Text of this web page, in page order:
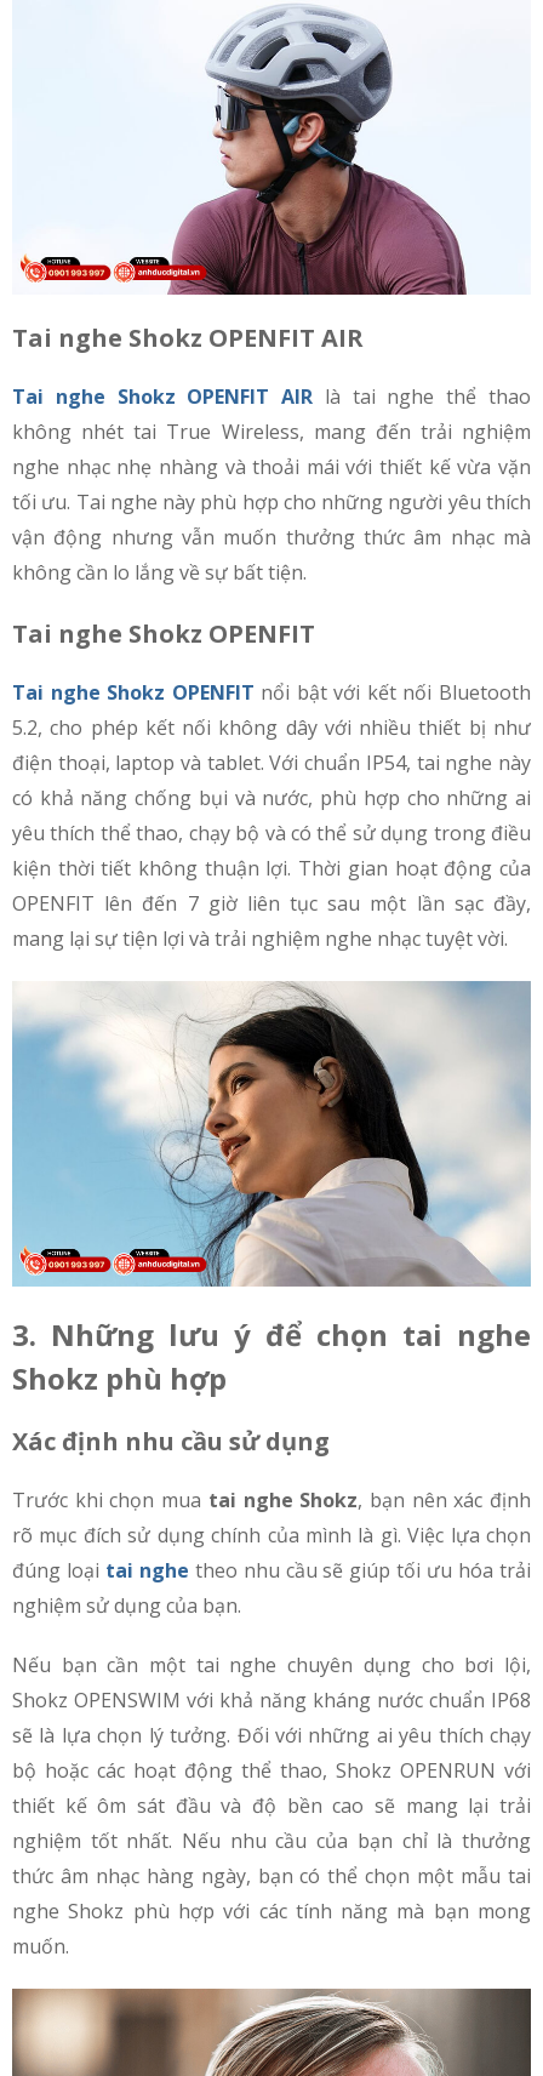
Tai nghe Shokz OPENFIT AIR
Tai nghe Shokz OPENFIT AIR là tai nghe thể thao
không nhét tai True Wireless, mang đến trải nghiệm
nghe nhạc nhẹ nhàng và thoải mái với thiết kế vừa vặn
tối ưu. Tai nghe này phù hợp cho những người yêu thích
vận động nhưng vẫn muốn thưởng thức âm nhạc mà
không cần lo lắng về sự bất tiện.
Tai nghe Shokz OPENFIT
Tai nghe Shokz OPENFIT nổi bật với kết nối Bluetooth
5.2, cho phép kết nối không dây với nhiều thiết bị như
điện thoại, laptop và tablet. Với chuẩn IP54, tai nghe này
có khả năng chống bụi và nước, phù hợp cho những ai
yêu thích thể thao, chạy bộ và có thể sử dụng trong điều
kiện thời tiết không thuận lợi. Thời gian hoạt động của
OPENFIT lên đến 7 giờ liên tục sau một lần sạc đầy,
mang lại sự tiện lợi và trải nghiệm nghe nhạc tuyệt vời.
3. Những lưu ý để chọn tai nghe
Shokz phù hợp
Xác định nhu cầu sử dụng
Trước khi chọn mua tai nghe Shokz, bạn nên xác định
rõ mục đích sử dụng chính của mình là gì. Việc lựa chọn
đúng loại tai nghe theo nhu cầu sẽ giúp tối ưu hóa trải
nghiệm sử dụng của bạn.
Nếu bạn cần một tai nghe chuyên dụng cho bơi lội,
Shokz OPENSWIM với khả năng kháng nước chuẩn IP68
sẽ là lựa chọn lý tưởng. Đối với những ai yêu thích chạy
bộ hoặc các hoạt động thể thao, Shokz OPENRUN với
thiết kế ôm sát đầu và độ bền cao sẽ mang lại trải
nghiệm tốt nhất. Nếu nhu cầu của bạn chỉ là thưởng
thức âm nhạc hàng ngày, bạn có thể chọn một mẫu tai
nghe Shokz phù hợp với các tính năng mà bạn mong
muốn.